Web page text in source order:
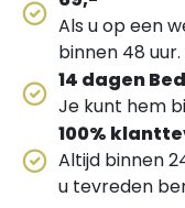
Als u op een
binnen 48 uur.
14 dagen
Je kunt hem
100%
Altijd binnen
u tevreden